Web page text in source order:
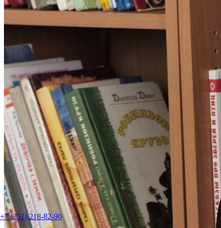
+7 (351) 218-82-90